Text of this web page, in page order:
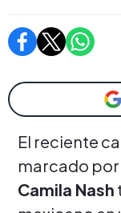
El reciente
marcado
Camila Nash